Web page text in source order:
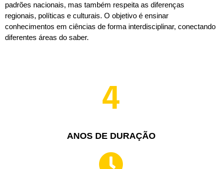
padrões nacionais, mas também respeita as diferenças
regionais, políticas e culturais. O objetivo é ensinar
conhecimentos em ciências de forma interdisciplinar, conectando
diferentes áreas do saber.
4
ANOS DE DURAÇÃO